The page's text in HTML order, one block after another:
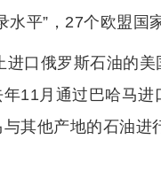
平”，27个欧盟国
口俄罗斯石油的
11月通过巴哈马
其他产地的石油进